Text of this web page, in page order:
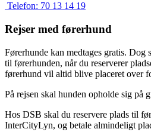
Telefon: 70 13 14 19
Rejser med førerhund
Førerhunde kan medtages gratis. Dog
til førerhunden, når du reserverer
førerhund vil altid blive placeret over
På rejsen skal hunden opholde sig på
Hos DSB skal du reservere plads til
InterCityLyn, og betale almindeligt